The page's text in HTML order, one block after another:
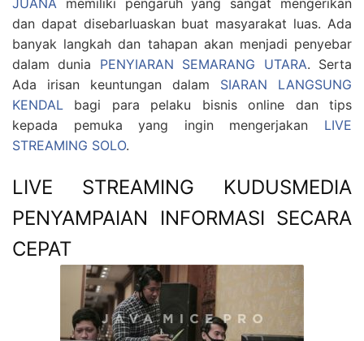
JUANA memiliki pengaruh yang sangat mengerikan
dan dapat disebarluaskan buat masyarakat luas. Ada
banyak langkah dan tahapan akan menjadi penyebar
dalam dunia PENYIARAN SEMARANG UTARA. Serta
Ada irisan keuntungan dalam SIARAN LANGSUNG
KENDAL bagi para pelaku bisnis online dan tips
kepada pemuka yang ingin mengerjakan LIVE
STREAMING SOLO.
LIVE STREAMING KUDUSMEDIA
PENYAMPAIAN INFORMASI SECARA
CEPAT